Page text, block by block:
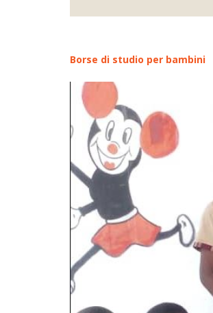
Borse di studio per bambini